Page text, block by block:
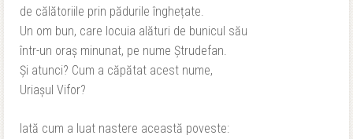
de călătoriile prin pădurile înghețate.
Un om bun, care locuia alături de bunicul său
într-un oraș minunat, pe nume Ștrudefan.
Și atunci? Cum a căpătat acest nume,
Uriașul Vifor?
Iată cum a luat nastere această poveste: